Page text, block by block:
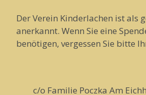
Der Verein Kinderlachen ist als
anerkannt. Wenn Sie eine
benötigen, vergessen Sie bitte
c/o Familie Poczka Am